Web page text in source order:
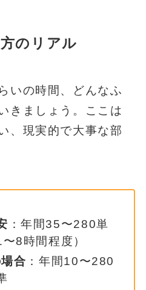
のリアル
いの時間、どんなふ
きましょう。ここは
、現実的で大事な部
：年間35〜280単
8時間程度）
合 ：年間10〜280